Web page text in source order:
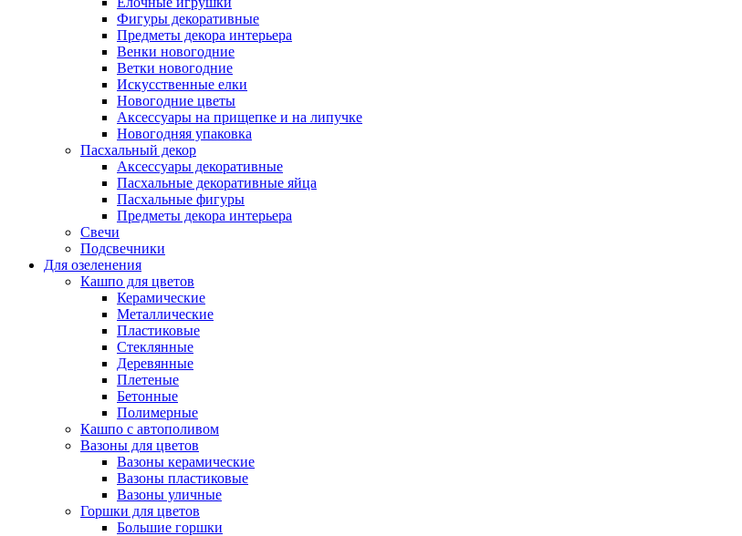
Фигуры декоративные
Предметы декора интерьера
Венки новогодние
Ветки новогодние
Искусственные елки
Новогодние цветы
Аксессуары на прищепке и на липучке
Новогодняя упаковка
Пасхальный декор
Аксессуары декоративные
Пасхальные декоративные яйца
Пасхальные фигуры
Предметы декора интерьера
Свечи
Подсвечники
Для озеленения
Кашпо для цветов
Керамические
Металлические
Пластиковые
Стеклянные
Деревянные
Плетеные
Бетонные
Полимерные
Кашпо с автополивом
Вазоны для цветов
Вазоны керамические
Вазоны пластиковые
Вазоны уличные
Горшки для цветов
Большие горшки